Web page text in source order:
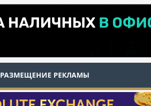
РАЗМЕЩЕНИЕ РЕКЛАМЫ